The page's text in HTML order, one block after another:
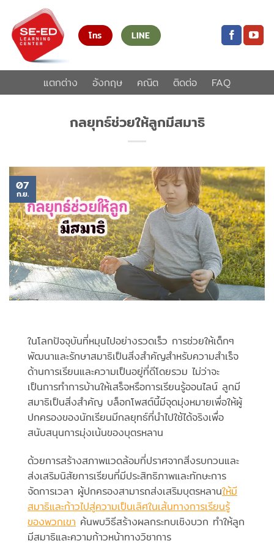
ยัง
เนื้อหา
โทร LINE
แตกต่าง อังกฤษ คณิต ติดต่อ FAQ
กลยุทธ์ช่วยให้ลูกมีสมาธิ
07
ก.ย.
ในโลกปัจจุบันที่หมุนไปอย่างรวดเร็ว การช่วยให้เด็กๆ
พัฒนาและรักษาสมาธิเป็นสิ่งสำคัญสำหรับความสำเร็จ
ด้านการเรียนและความเป็นอยู่ที่ดีโดยรวม ไม่ว่าจะ
เป็นการทำการบ้านให้เสร็จหรือการเรียนรู้ออนไลน์ ลูกมี
สมาธิเป็นสิ่งสำคัญ บล็อกโพสต์นี้มีจุดมุ่งหมายเพื่อให้ผู้
ปกครองของนักเรียนมีกลยุทธ์ที่นำไปใช้ได้จริงเพื่อ
สนับสนุนการมุ่งเน้นของบุตรหลาน
ด้วยการสร้างสภาพแวดล้อมที่ปราศจากสิ่งรบกวนและ
ส่งเสริมนิสัยการเรียนที่มีประสิทธิภาพและทักษะการ
จัดการเวลา ผู้ปกครองสามารถส่งเสริมบุตรหลานให้มี
สมาธิและก้าวไปสู่ความเป็นเลิศในเส้นทางการเรียนรู้
ของพวกเขา ค้นพบวิธีสร้างผลกระทบเชิงบวก ทำให้ลูก
มีสมาธิและความก้าวหน้าทางวิชาการ